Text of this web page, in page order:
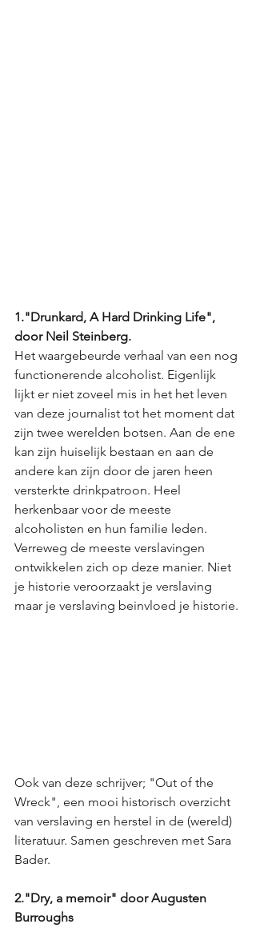
1."Drunkard, A Hard Drinking Life",
door Neil Steinberg.
Het waargebeurde verhaal van een nog
functionerende alcoholist. Eigenlijk
lijkt er niet zoveel mis in het het leven
van deze journalist tot het moment dat
zijn twee werelden botsen. Aan de ene
kan zijn huiselijk bestaan en aan de
andere kan zijn door de jaren heen
versterkte drinkpatroon. Heel
herkenbaar voor de meeste
alcoholisten en hun familie leden.
Verreweg de meeste verslavingen
ontwikkelen zich op deze manier. Niet
je historie veroorzaakt je verslaving
maar je verslaving beinvloed je historie.
Ook van deze schrijver; "Out of the
Wreck", een mooi historisch overzicht
van verslaving en herstel in de (wereld)
literatuur. Samen geschreven met Sara
Bader.
2."Dry, a memoir" door Augusten
Burroughs